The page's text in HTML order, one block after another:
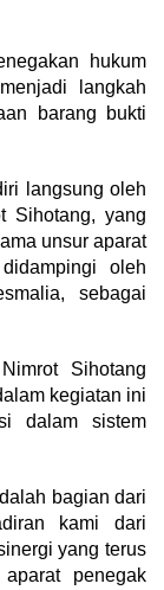
hukum
langkah
barang bukti
langsung oleh
Sihotang, yang
unsur aparat
oleh
sebagai
Sihotang
kegiatan ini
dalam sistem
bagian dari
kami dari
yang terus
penegak